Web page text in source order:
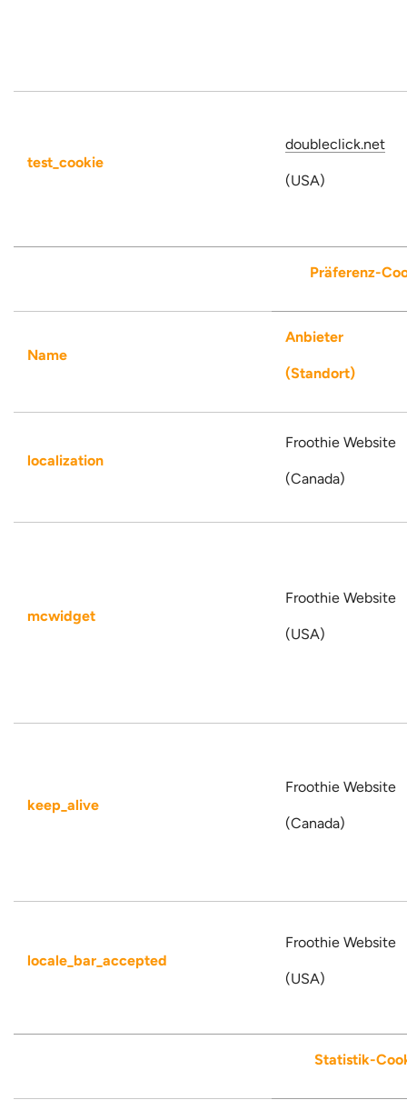
test_cookie
doubleclick.net
(USA)
Präferenz-
Name
Anbieter
(Standort)
localization
Froothie Website
(Canada)
mcwidget
Froothie Website
(USA)
keep_alive
Froothie Website
(Canada)
locale_bar_accepted
Froothie Website
(USA)
Statistik-